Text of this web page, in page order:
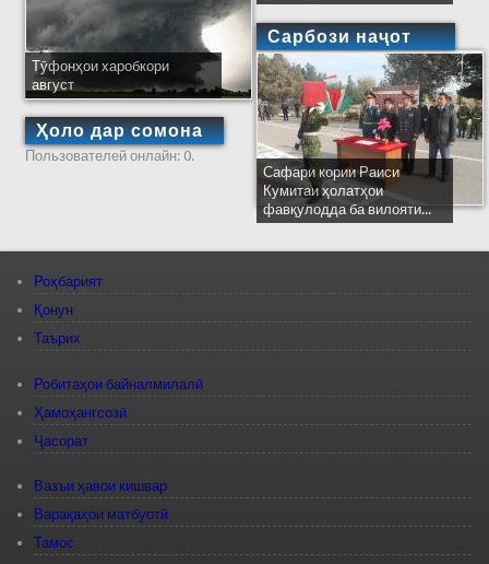
Тӯфонҳои харобкори
август
Ҳоло дар сомона
Пользователей онлайн: 0.
Сарбози наҷот
Сафари кории Раиси
Кумитаи ҳолатҳои
фавқулодда ба вилояти...
Роҳбарият
Қонун
Таърих
Робитаҳои байналмилалӣ
Ҳамоҳангсозӣ
Ҷасорат
Вазъи ҳавои кишвар
Варақаҳои матбуотӣ
Тамос